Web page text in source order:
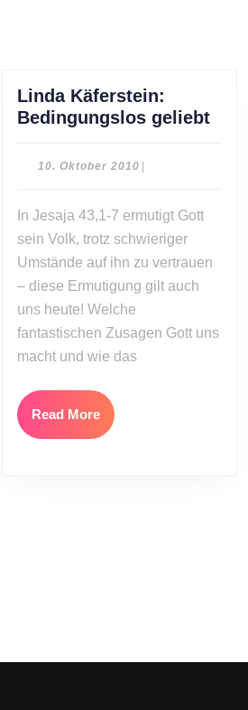
Linda Käferstein:
Bedingungslos geliebtLinda
10. Oktober 201010.
In Jesaja 43,1-7 ermutigt Gott
sein Volk, trotz schwieriger
Umstände auf ihn zu vertrauen
– diese Ermutigung gilt auch
uns heute! Welche
fantastischen Zusagen Gott uns
macht und wie das
Read MoreRead
More